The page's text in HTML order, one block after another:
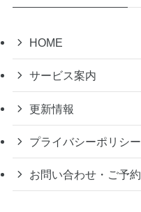
HOME
サービス案内
更新情報
プライバシーポリシー
お問い合わせ・ご予約